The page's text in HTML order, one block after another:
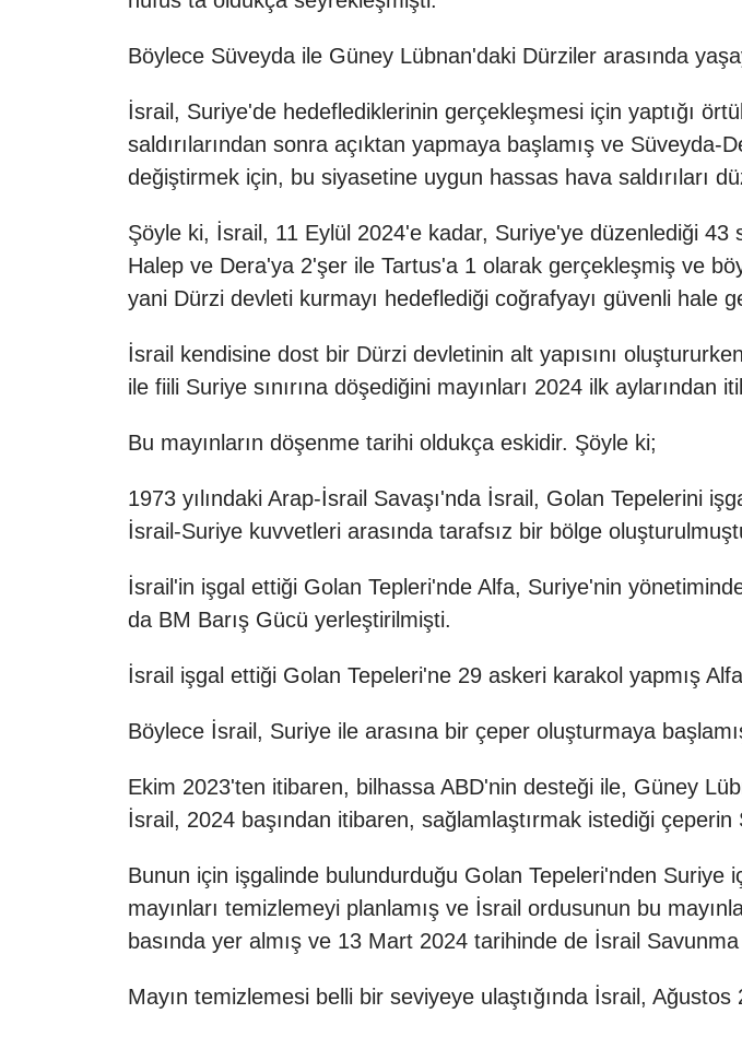
Böylece Süveyda ile Güney Lübnan'daki Dürziler arasında
İsrail, Suriye'de hedeflediklerinin gerçekleşmesi için yaptığı
saldırılarından sonra açıktan yapmaya başlamış ve
değiştirmek için, bu siyasetine uygun hassas hava saldırıları
Şöyle ki, İsrail, 11 Eylül 2024'e kadar, Suriye'ye düzenlediği 43
Halep ve Dera'ya 2'şer ile Tartus'a 1 olarak gerçekleşmiş ve
yani Dürzi devleti kurmayı hedeflediği coğrafyayı güvenli hale
İsrail kendisine dost bir Dürzi devletinin alt yapısını
ile fiili Suriye sınırına döşediğini mayınları 2024 ilk aylarından
Bu mayınların döşenme tarihi oldukça eskidir. Şöyle ki;
1973 yılındaki Arap-İsrail Savaşı'nda İsrail, Golan Tepelerini
İsrail-Suriye kuvvetleri arasında tarafsız bir bölge
İsrail'in işgal ettiği Golan Tepleri'nde Alfa, Suriye'nin
da BM Barış Gücü yerleştirilmişti.
İsrail işgal ettiği Golan Tepeleri'ne 29 askeri karakol yapmış
Böylece İsrail, Suriye ile arasına bir çeper oluşturmaya
Ekim 2023'ten itibaren, bilhassa ABD'nin desteği ile, Güney
İsrail, 2024 başından itibaren, sağlamlaştırmak istediği çeperin
Bunun için işgalinde bulundurduğu Golan Tepeleri'nden
mayınları temizlemeyi planlamış ve İsrail ordusunun bu
basında yer almış ve 13 Mart 2024 tarihinde de İsrail
Mayın temizlemesi belli bir seviyeye ulaştığında İsrail,